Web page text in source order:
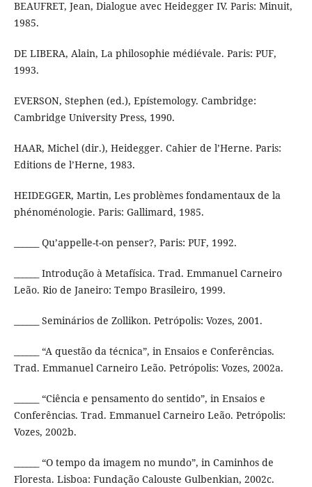
BEAUFRET, Jean, Dialogue avec Heidegger IV. Paris: Minuit,
1985.
DE LIBERA, Alain, La philosophie médiévale. Paris: PUF,
1993.
EVERSON, Stephen (ed.), Epístemology. Cambridge:
Cambridge University Press, 1990.
HAAR, Michel (dir.), Heidegger. Cahier de l’Herne. Paris:
Editions de l’Herne, 1983.
HEIDEGGER, Martin, Les problèmes fondamentaux de la
phénoménologie. Paris: Gallimard, 1985.
______ Qu’appelle-t-on penser?, Paris: PUF, 1992.
______ Introdução à Metafísica. Trad. Emmanuel Carneiro
Leão. Rio de Janeiro: Tempo Brasileiro, 1999.
______ Seminários de Zollikon. Petrópolis: Vozes, 2001.
______ “A questão da técnica”, in Ensaios e Conferências.
Trad. Emmanuel Carneiro Leão. Petrópolis: Vozes, 2002a.
______ “Ciência e pensamento do sentido”, in Ensaios e
Conferências. Trad. Emmanuel Carneiro Leão. Petrópolis:
Vozes, 2002b.
______ “O tempo da imagem no mundo”, in Caminhos de
Floresta. Lisboa: Fundação Calouste Gulbenkian, 2002c.